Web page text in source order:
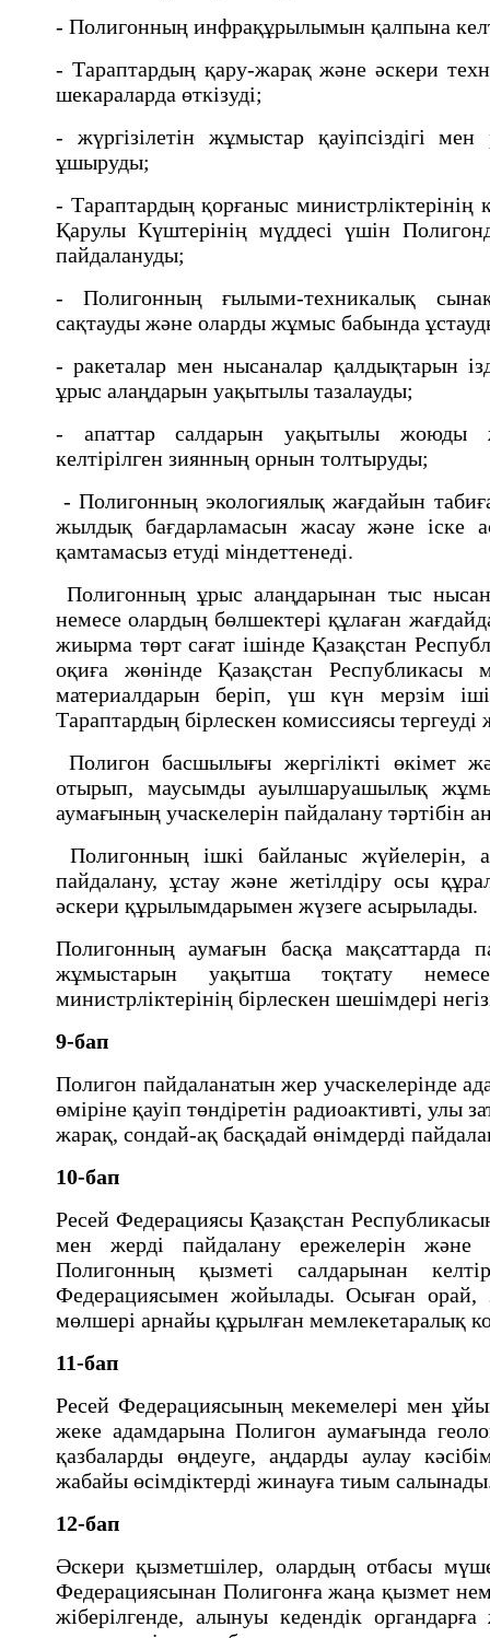
- Полигонның инфрақұрылымын қалпына
- Тараптардың қару-жарақ және әскери
шекараларда өткiзудi;
- жүргiзiлетiн жұмыстар қауiпсiздiгi мен
ұшыруды;
- Тараптардың қорғаныс министрлiктерiнiң
Қарулы Күштерiнiң мүддесi үшiн
пайдалануды;
- Полигонның ғылыми-техникалық
сақтауды және оларды жұмыс бабында
- ракеталар мен нысаналар қалдықтарын
ұрыс алаңдарын уақытылы тазалауды;
- апаттар салдарын уақытылы жоюды
келтiрiлген зиянның орнын толтыруды;
- Полигонның экологиялық жағдайын
жылдық бағдарламасын жасау және iске
қамтамасыз етудi мiндеттенедi.
Полигонның ұрыс алаңдарынан тыс
немесе олардың бөлшектерi құлаған
жиырма төрт сағат iшiнде Қазақстан
оқиға жөнiнде Қазақстан Республикасы
материалдарын берiп, үш күн мерзiм
Тараптардың бiрлескен комиссиясы
Полигон басшылығы жергiлiктi өкiмет
отырып, маусымды ауылшаруашылық
аумағының учаскелерiн пайдалану тәртiбiн
Полигонның ішкі байланыс жүйелерін,
пайдалану, ұстау және жетілдіру осы
әскери құрылымдарымен жүзеге асырылады.
Полигонның аумағын басқа мақсаттарда
жұмыстарын уақытша тоқтату
министрліктерінің бірлескен шешімдері
9-бап
Полигон пайдаланатын жер учаскелерiнде
өмiрiне қауiп төндiретiн радиоактивтi, улы
жарақ, сондай-ақ басқадай өнiмдердi
10-бап
Ресей Федерациясы Қазақстан
мен жердi пайдалану ережелерiн және
Полигонның қызметi салдарынан
Федерациясымен жойылады. Осыған
мөлшерi арнайы құрылған мемлекетаралық
11-бап
Ресей Федерациясының мекемелерi мен
жеке адамдарына Полигон аумағында
қазбаларды өңдеуге, аңдарды аулау
жабайы өсiмдiктердi жинауға тиым
12-бап
Әскери қызметшiлер, олардың отбасы
Федерациясынан Полигонға жаңа қызмет
жiберiлгенде, алынуы кедендiк